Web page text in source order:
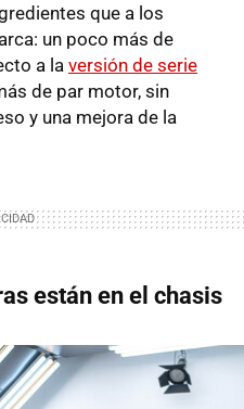
que a los
un poco más de
a la versión de serie
de par motor, sin
y una mejora de la
están en el chasis